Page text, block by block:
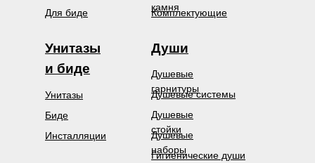
Души
Душевые
гарнитуры
Душевые системы
Гигиенические души
Для биде
камня
Душевые
стойки
Душевые
наборы
Комплектующие
Инсталляции
Биде
Унитазы
Унитазы
и биде